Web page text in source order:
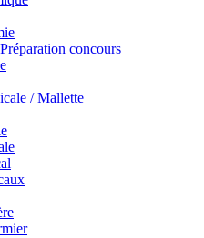
concours
/ Mallette